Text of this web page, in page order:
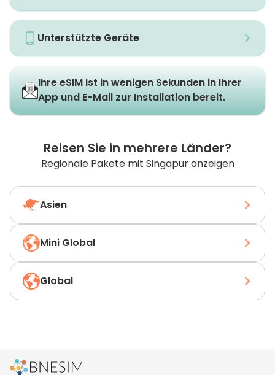
Unterstützte Geräte
Ihre eSIM ist in wenigen Sekunden in Ihrer
App und E-Mail zur Installation bereit.
Reisen Sie in mehrere Länder?
Regionale Pakete mit Singapur anzeigen
Asien
Mini Global
Global